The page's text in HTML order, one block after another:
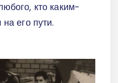
кто каким-
его пути.